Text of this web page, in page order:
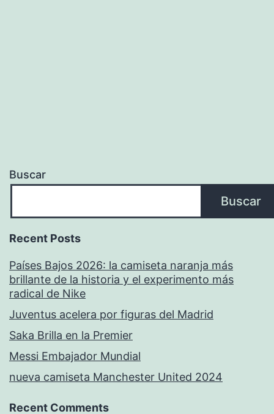
Buscar
Buscar
Recent Posts
Países Bajos 2026: la camiseta naranja más
brillante de la historia y el experimento más
radical de Nike
Juventus acelera por figuras del Madrid
Saka Brilla en la Premier
Messi Embajador Mundial
nueva camiseta Manchester United 2024
Recent Comments